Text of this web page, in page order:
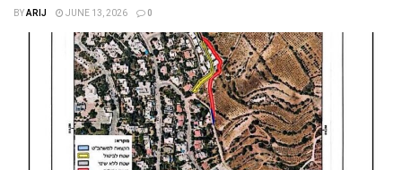
BYARIJ JUNE 13, 2026 0